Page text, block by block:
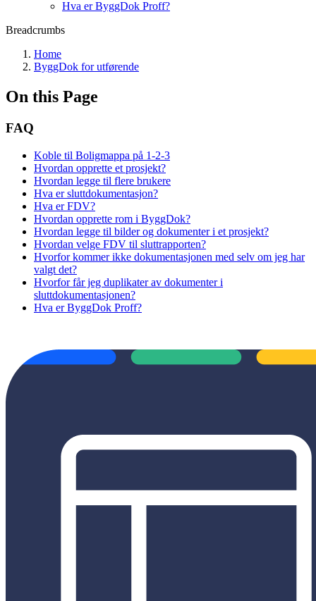
Hva er ByggDok Proff?
Breadcrumbs
Home
ByggDok for utførende
On this Page
FAQ
Koble til Boligmappa på 1-2-3
Hvordan opprette et prosjekt?
Hvordan legge til flere brukere
Hva er sluttdokumentasjon?
Hva er FDV?
Hvordan opprette rom i ByggDok?
Hvordan legge til bilder og dokumenter i et prosjekt?
Hvordan velge FDV til sluttrapporten?
Hvorfor kommer ikke dokumentasjonen med selv om jeg har
valgt det?
Hvorfor får jeg duplikater av dokumenter i
sluttdokumentasjonen?
Hva er ByggDok Proff?